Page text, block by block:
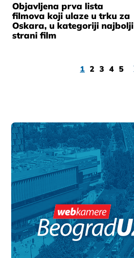
Objavljena prva lista
filmova koji ulaze u trku za
Oskara, u kategoriji najbolji
strani film
1 2 3 4 5